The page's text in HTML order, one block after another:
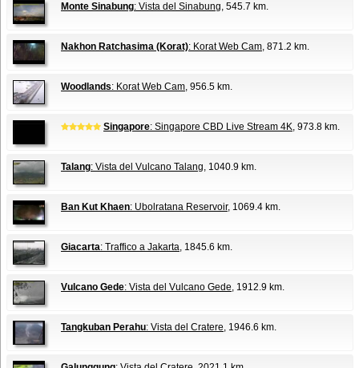
Monte Sinabung: Vista del Sinabung, 545.7 km.
Nakhon Ratchasima (Korat): Korat Web Cam, 871.2 km.
Woodlands: Korat Web Cam, 956.5 km.
Singapore: Singapore CBD Live Stream 4K, 973.8 km.
Talang: Vista del Vulcano Talang, 1040.9 km.
Ban Kut Khaen: Ubolratana Reservoir, 1069.4 km.
Giacarta: Traffico a Jakarta, 1845.6 km.
Vulcano Gede: Vista del Vulcano Gede, 1912.9 km.
Tangkuban Perahu: Vista del Cratere, 1946.6 km.